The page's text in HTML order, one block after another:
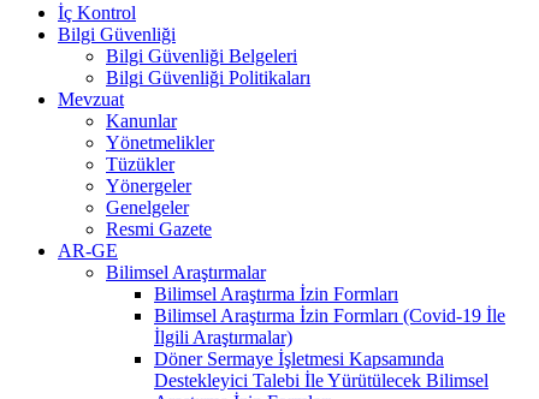
İç Kontrol
Bilgi Güvenliği
Bilgi Güvenliği Belgeleri
Bilgi Güvenliği Politikaları
Mevzuat
Kanunlar
Yönetmelikler
Tüzükler
Yönergeler
Genelgeler
Resmi Gazete
AR-GE
Bilimsel Araştırmalar
Bilimsel Araştırma İzin Formları
Bilimsel Araştırma İzin Formları (Covid-19 İle
İlgili Araştırmalar)
Döner Sermaye İşletmesi Kapsamında
Destekleyici Talebi İle Yürütülecek Bilimsel